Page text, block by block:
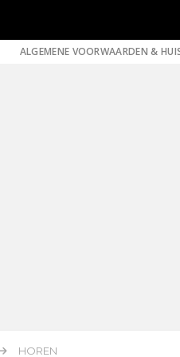
ALGEMENE VOORWAARDEN &
HOREN